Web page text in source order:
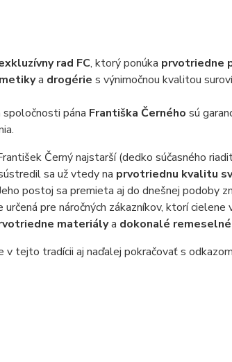
rad FC, ktorý ponúka prvotriedne
a drogérie s výnimočnou kvalitou
pána Františka Černého sú
Černý najstarší (dedko súčasného
sa už vtedy na prvotriednu kvalitu
postoj sa premieta aj do dnešnej podoby
určená pre náročných zákazníkov, ktorí cielene
materiálya dokonalé
v tejto tradícii aj naďalej pokračovať s